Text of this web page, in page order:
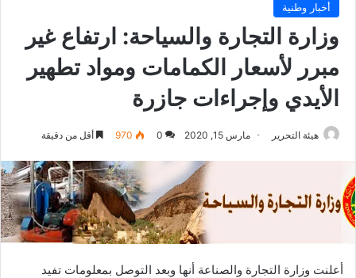
أخبار وطنية
وزارة التجارة والسياحة: ارتفاع غير
مبرر لأسعار الكمامات ومواد تطهير
الأيدي وإجراءات جازرة
هيئة التحرير مارس 15, 2020 0
970 أقل من دقيقة
أعلنت وزارة التجارة والصناعة أنها وبعد التوصل بمعلومات تفيد